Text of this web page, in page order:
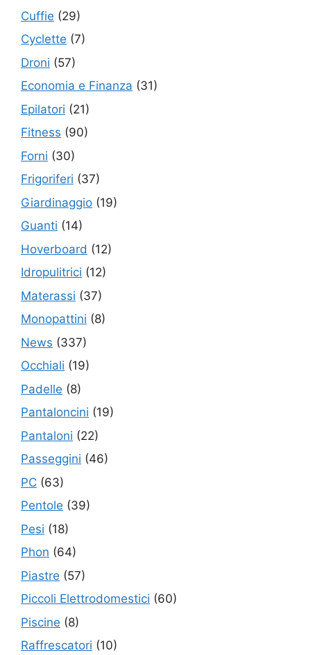
Cuffie (29)
Cyclette (7)
Droni (57)
Economia e Finanza (31)
Epilatori (21)
Fitness (90)
Forni (30)
Frigoriferi (37)
Giardinaggio (19)
Guanti (14)
Hoverboard (12)
Idropulitrici (12)
Materassi (37)
Monopattini (8)
News (337)
Occhiali (19)
Padelle (8)
Pantaloncini (19)
Pantaloni (22)
Passeggini (46)
PC (63)
Pentole (39)
Pesi (18)
Phon (64)
Piastre (57)
Piccoli Elettrodomestici (60)
Piscine (8)
Raffrescatori (10)